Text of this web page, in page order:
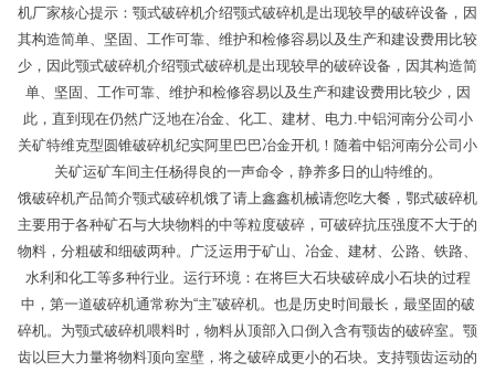
机厂家核心提示：颚式破碎机介绍颚式破碎机是出现较早的破碎设备，因
其构造简单、坚固、工作可靠、维护和检修容易以及生产和建设费用比较
少，因此颚式破碎机介绍颚式破碎机是出现较早的破碎设备，因其构造简
单、坚固、工作可靠、维护和检修容易以及生产和建设费用比较少，因
此，直到现在仍然广泛地在冶金、化工、建材、电力.中铝河南分公司小
关矿特维克型圆锥破碎机纪实阿里巴巴冶金开机！随着中铝河南分公司小
关矿运矿车间主任杨得良的一声命令，静养多日的山特维的。
饿破碎机产品简介颚式破碎机饿了请上鑫鑫机械请您吃大餐，鄂式破碎机
主要用于各种矿石与大块物料的中等粒度破碎，可破碎抗压强度不大于的
物料，分粗破和细破两种。广泛运用于矿山、冶金、建材、公路、铁路、
水利和化工等多种行业。运行环境：在将巨大石块破碎成小石块的过程
中，第一道破碎机通常称为“主”破碎机。也是历史时间最长，最坚固的破
碎机。为颚式破碎机喂料时，物料从顶部入口倒入含有颚齿的破碎室。颚
齿以巨大力量将物料顶向室壁，将之破碎成更小的石块。支持颚齿运动的